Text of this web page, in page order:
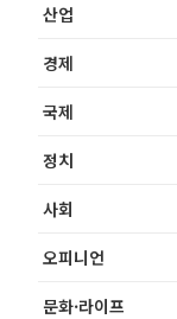
산업
경제
국제
정치
사회
오피니언
문화·라이프